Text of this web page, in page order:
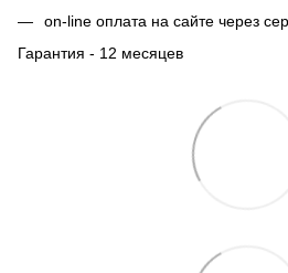
on-line оплата на сайте через
Гарантия - 12 месяцев